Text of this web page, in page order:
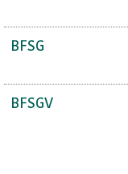
BFSG
BFSGV